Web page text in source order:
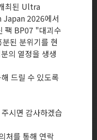
최된 Ultra
2026에서
팩 BP07 "대괴수
된 분위기를 현
의 열정을 생생
드릴 수 있도록
시면 감사하겠습
처를 통해 연락